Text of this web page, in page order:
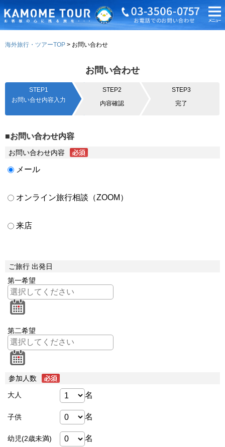
海外旅行・ツアーTOP お問い合わせ
お問い合わせ
STEP1
お問い合せ内容入力
STEP2
内容確認
STEP3
完了
■お問い合わせ内容
お問い合わせ内容
メール
オンライン旅行相談（ZOOM）
来店
ご旅行 出発日
第一希望
第二希望
参加人数
大人 名
子供 名
幼児(2歳未満) 名